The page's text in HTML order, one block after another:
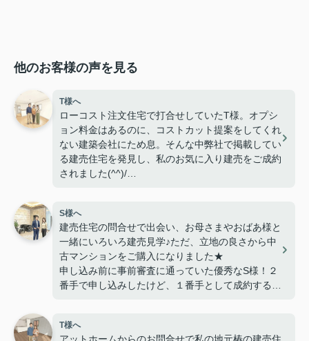
他のお客様の声を見る
T様へ
ローコスト注文住宅で打合せしていたT様。オプシ
ョン料金はあるのに、コストカット提案をしてくれ
ない建築会社にため息。そんな中弊社で掲載してい
る建売住宅を発見し、私のお気に入り建売をご成約
されました(^^)/
けど、コストカット提案してくれない会社がほとん
どですよね…私のご紹介先だったらそんなことない
んですけど、●●カウンターとか●●学校とかの紹介
建築会社は高額成約してくれた方が紹介先が儲かる
仕組みになってるので、そういう建築会社が多いん
です…
希望がなかったので、建売住宅の選択肢で私もよか
ったのではないかと思っております(^^)
S様へ
建売住宅の問合せで出会い、お母さまやおばあ様と
一緒にいろいろ建売見学♪ただ、立地の良さから中
古マンションをご購入になりました★
申し込み前に事前審査に通っていた優秀なS様！２
番手で申し込みしたけど、１番手として成約するこ
てよかったです(^^)/
T様へ